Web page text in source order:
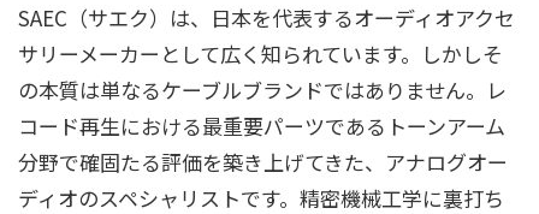
SAEC（サエク）は、日本を代表するオーディオアクセ
サリーメーカーとして広く知られています。しかしそ
の本質は単なるケーブルブランドではありません。レ
コード再生における最重要パーツであるトーンアーム
分野で確固たる評価を築き上げてきた、アナログオー
ディオのスペシャリストです。精密機械工学に裏打ち